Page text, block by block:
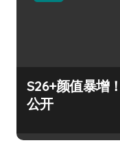
S26+颜值暴增
公开